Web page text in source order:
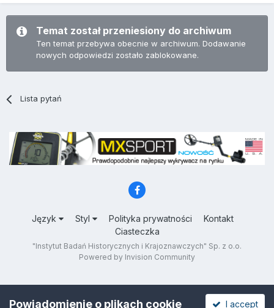
Temat został przeniesiony do archiwum
Ten temat przebywa obecnie w archiwum. Dodawanie
nowych odpowiedzi zostało zablokowane.
Lista pytań
Język Styl Polityka prywatności
Kontakt
Ciasteczka
"Instytut Badań Historycznych i Krajoznawczych" Sp. z o.o.
Powered by Invision Community
Powiadomienie o plikach cookie I accept